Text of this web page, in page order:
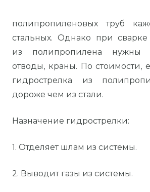
полипропиленовых труб
стальных. Однако при сварке
из полипропилена нужны
отводы, краны. По стоимости,
гидрострелка из
дороже чем из стали.
Назначение гидрострелки:
1. Отделяет шлам из системы.
2. Выводит газы из системы.